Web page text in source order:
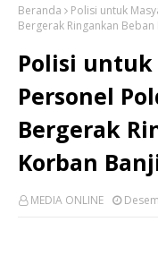
Beranda
Polisi untuk
Bergerak Ringankan
Polisi untuk
Personel
Bergerak
Korban
MEDIA ONLINE